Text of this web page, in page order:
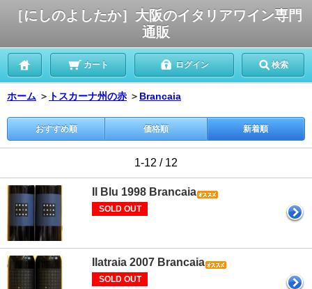
［にしのよしたか］大阪のイタリアワイン専門
通販
カート ログイン 検索
ホーム ＞ トスカーナ州の赤 ＞ Brancaia
おすすめ順 価格順 新着順
1-12 / 12
Il Blu 1998 Brancaia
SOLD OUT
Ilatraia 2007 Brancaia
SOLD OUT